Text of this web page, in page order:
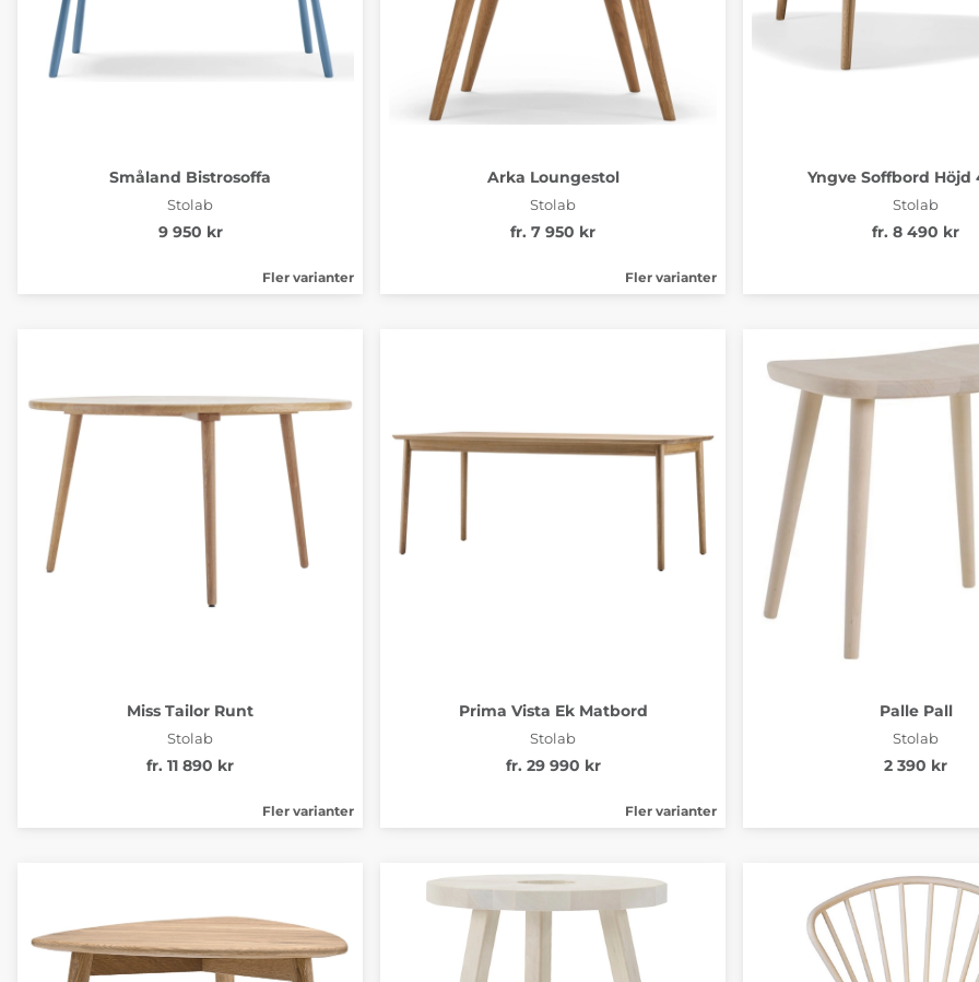
Småland Bistrosoffa
Stolab
9 950 kr
Fler varianter
Arka Loungestol
Stolab
fr. 7 950 kr
Fler varianter
Yngve Soffbord Höjd
Stolab
fr. 8 490 kr
Miss Tailor Runt
Stolab
fr. 11 890 kr
Fler varianter
Prima Vista Ek Matbord
Stolab
fr. 29 990 kr
Fler varianter
Palle Pall
Stolab
2 390 kr